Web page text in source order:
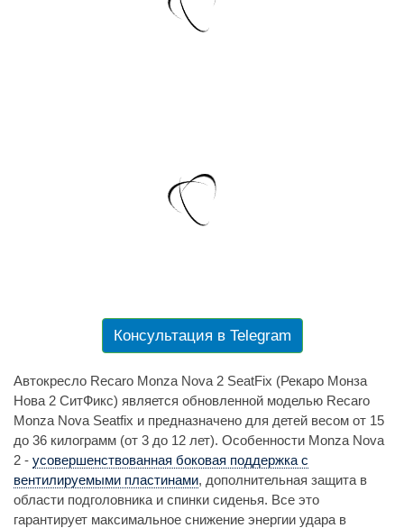
Консультация в Telegram
Автокресло Recaro Monza Nova 2 SeatFix (Рекаро Монза
Нова 2 СитФикс) является обновленной моделью Recaro
Monza Nova Seatfix и предназначено для детей весом от 15
до 36 килограмм (от 3 до 12 лет). Особенности Monza Nova
2 - усовершенствованная боковая поддержка с
вентилируемыми пластинами, дополнительная защита в
области подголовника и спинки сиденья. Все это
гарантирует максимальное снижение энергии удара в